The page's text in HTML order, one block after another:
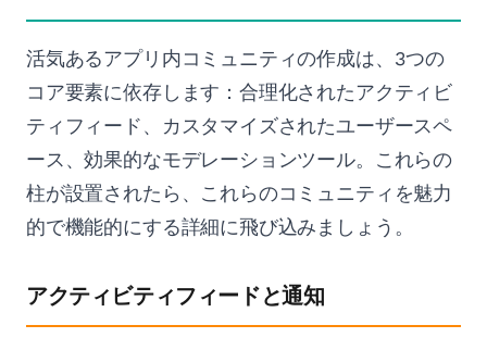
活気あるアプリ内コミュニティの作成は、3つの
コア要素に依存します：合理化されたアクティビ
ティフィード、カスタマイズされたユーザースペ
ース、効果的なモデレーションツール。これらの
柱が設置されたら、これらのコミュニティを魅力
的で機能的にする詳細に飛び込みましょう。
アクティビティフィードと通知